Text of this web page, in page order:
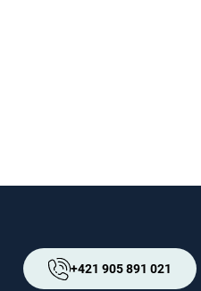
+421 905 891 021